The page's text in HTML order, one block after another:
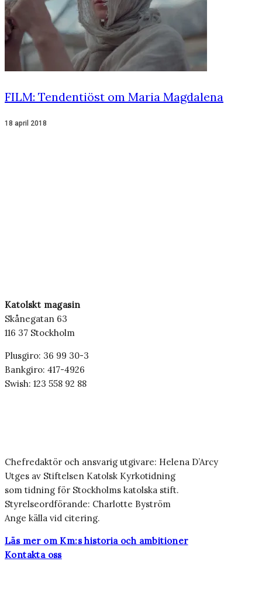
FILM: Tendentiöst om Maria Magdalena
18 april 2018
Katolskt magasin
Skånegatan 63
116 37 Stockholm
Plusgiro: 36 99 30-3
Bankgiro: 417-4926
Swish: 123 558 92 88
Chefredaktör och ansvarig utgivare: Helena D’Arcy
Utges av Stiftelsen Katolsk Kyrkotidning
som tidning för Stockholms katolska stift.
Styrelseordförande: Charlotte Byström
Ange källa vid citering.
Läs mer om Km:s historia och ambitioner
Kontakta oss